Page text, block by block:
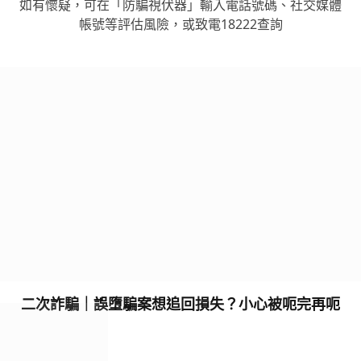
如有懷疑，可在「防騙視伏器」輸入電話號碼、社交媒體
帳號等評估風險，或致電18222查詢
二次詐騙｜誤墮騙案想追回損失？小心被呃完再呃